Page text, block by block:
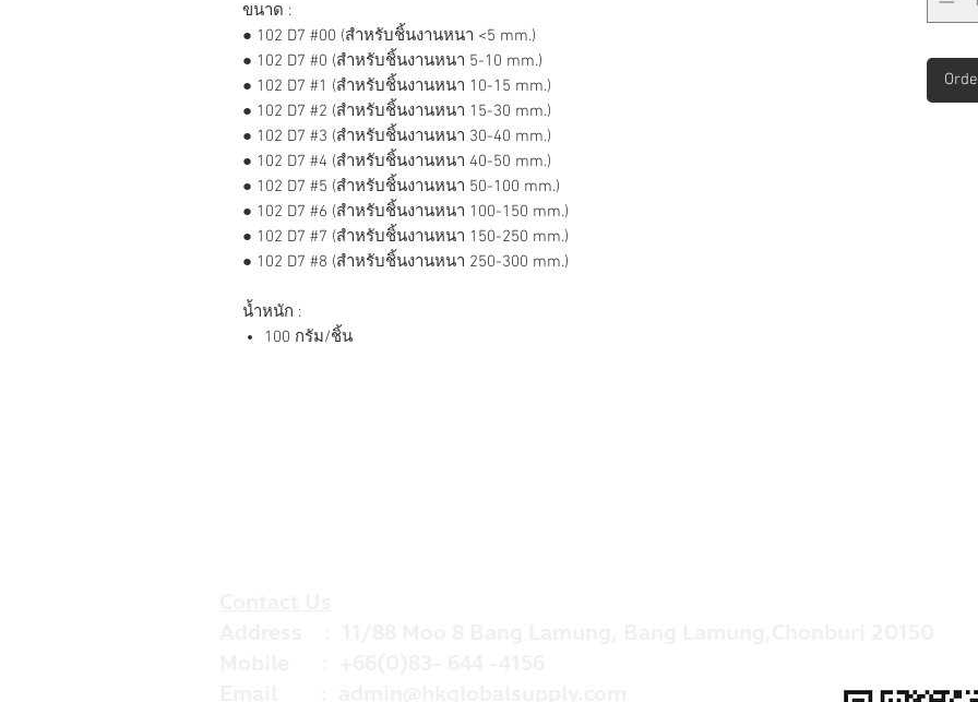
ขนาด :
● 102 D7 #00 (สำหรับชิ้นงานหนา <5 mm.)
● 102 D7 #0 (สำหรับชิ้นงานหนา 5-10 mm.)
● 102 D7 #1 (สำหรับชิ้นงานหนา 10-15 mm.)
● 102 D7 #2 (สำหรับชิ้นงานหนา 15-30 mm.)
● 102 D7 #3 (สำหรับชิ้นงานหนา 30-40 mm.)
● 102 D7 #4 (สำหรับชิ้นงานหนา 40-50 mm.)
● 102 D7 #5 (สำหรับชิ้นงานหนา 50-100 mm.)
● 102 D7 #6 (สำหรับชิ้นงานหนา 100-150 mm.)
● 102 D7 #7 (สำหรับชิ้นงานหนา 150-250 mm.)
● 102 D7 #8 (สำหรับชิ้นงานหนา 250-300 mm.)
น้ำหนัก :
100 กรัม/ชิ้น